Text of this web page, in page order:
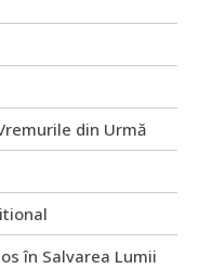
din Urmă
în Salvarea Lumii